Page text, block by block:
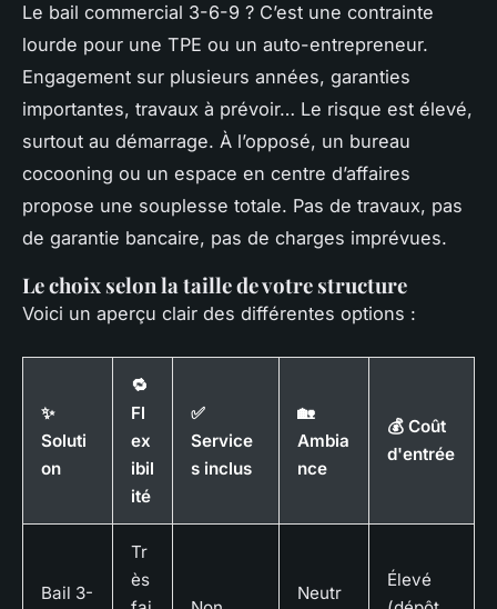
Le bail commercial 3-6-9 ? C’est une contrainte
lourde pour une TPE ou un auto-entrepreneur.
Engagement sur plusieurs années, garanties
importantes, travaux à prévoir… Le risque est élevé,
surtout au démarrage. À l’opposé, un bureau
cocooning ou un espace en centre d’affaires
propose une souplesse totale. Pas de travaux, pas
de garantie bancaire, pas de charges imprévues.
Le choix selon la taille de votre structure
Voici un aperçu clair des différentes options :
✨
Soluti
on
🔁
Fl
ex
ibil
ité
✅
Service
s inclus
🏡
Ambia
nce
💰 Coût
d'entrée
Bail 3-
Tr
ès
Neutr
Élevé